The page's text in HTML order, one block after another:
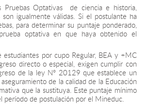
Pruebas Optativas de ciencia e historia,
igualmente válidas. Si el postulante ha
para determinar su puntaje ponderado,
optativa en que haya obtenido el
estudiantes por cupo Regular, BEA y +MC
directo o especial, exigen cumplir con
de la ley N° 20129 que establece un
de la calidad de la Educación
que la sustituya. Este puntaje mínimo
período de postulación por el Mineduc.